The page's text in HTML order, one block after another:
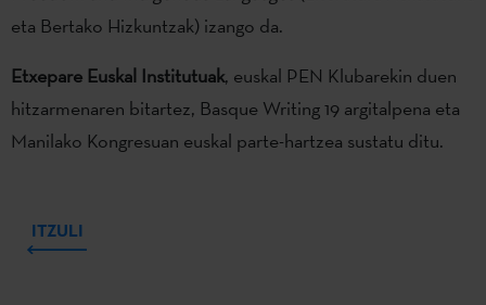
eta Bertako Hizkuntzak) izango da.
Etxepare Euskal Institutuak, euskal PEN Klubarekin duen
hitzarmenaren bitartez, Basque Writing 19 argitalpena eta
Manilako Kongresuan euskal parte-hartzea sustatu ditu.
ITZULI